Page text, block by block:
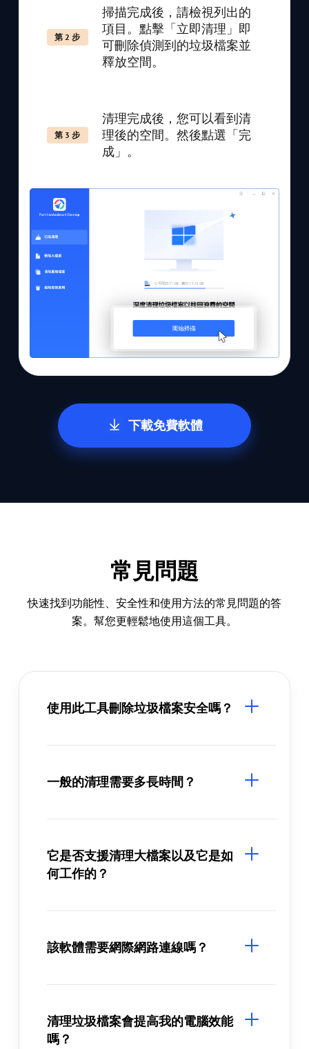
第 2 步
掃描完成後，請檢視列出的
項目。點擊「立即清理」即
可刪除偵測到的垃圾檔案並
釋放空間。
第 3 步
清理完成後，您可以看到清
理後的空間。然後點選「完
成」。
下載免費軟體
常見問題
快速找到功能性、安全性和使用方法的常見問題的答
案。幫您更輕鬆地使用這個工具。
使用此工具刪除垃圾檔案安全嗎？
一般的清理需要多長時間？
它是否支援清理大檔案以及它是如
何工作的？
該軟體需要網際網路連線嗎？
清理垃圾檔案會提高我的電腦效能
嗎？